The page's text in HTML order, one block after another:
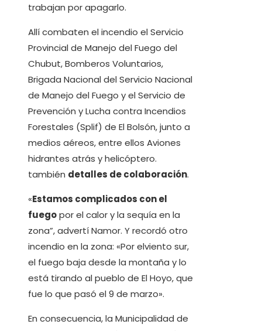
trabajan por apagarlo.
Allí combaten el incendio el Servicio
Provincial de Manejo del Fuego del
Chubut, Bomberos Voluntarios,
Brigada Nacional del Servicio Nacional
de Manejo del Fuego y el Servicio de
Prevención y Lucha contra Incendios
Forestales (Splif) de El Bolsón, junto a
medios aéreos, entre ellos Aviones
hidrantes atrás y helicóptero.
también detalles de colaboración.
«Estamos complicados con el
fuegopor el calor y la sequía en la
zona”, advertí Namor. Y recordó otro
incendio en la zona: «Por elviento sur,
el fuego baja desde la montaña y lo
está tirando al pueblo de El Hoyo, que
fue lo que pasó el 9 de marzo».
En consecuencia, la Municipalidad de